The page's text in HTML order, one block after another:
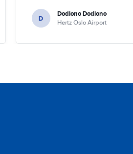
D Dodiono Dodiono
Hertz Oslo Airport